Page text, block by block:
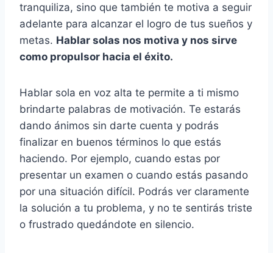
tranquiliza, sino que también te motiva a seguir
adelante para alcanzar el logro de tus sueños y
metas. Hablar solas nos motiva y nos sirve
como propulsor hacia el éxito.
Hablar sola en voz alta te permite a ti mismo
brindarte palabras de motivación. Te estarás
dando ánimos sin darte cuenta y podrás
finalizar en buenos términos lo que estás
haciendo. Por ejemplo, cuando estas por
presentar un examen o cuando estás pasando
por una situación difícil. Podrás ver claramente
la solución a tu problema, y no te sentirás triste
o frustrado quedándote en silencio.